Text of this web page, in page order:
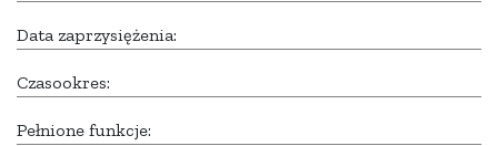
Data zaprzysiężenia:
Czasookres:
Pełnione funkcje: